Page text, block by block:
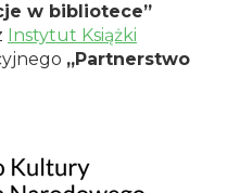
w bibliotece”
Instytut Książki
„Partnerstwo